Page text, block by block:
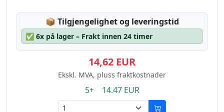
📦 Lagerstatus:
Tilgjengelighet og leveringstid
✅ 6x på lager – Frakt innen 24 timer
14,62 EUR
Ekskl. MVA, pluss fraktkostnader
5+ 14.47 EUR